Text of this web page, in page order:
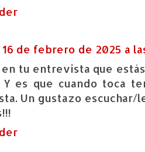
16 de febrero de 2025 a
en tu entrevista que
Y es que cuando toca
Un gustazo escuchar/